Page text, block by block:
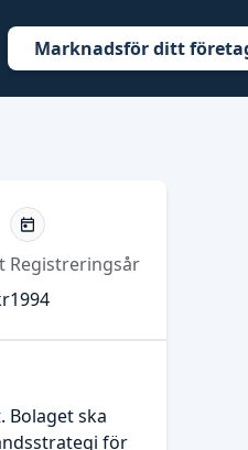
Marknadsför ditt
Registreringsår
1994
Bolaget ska
för